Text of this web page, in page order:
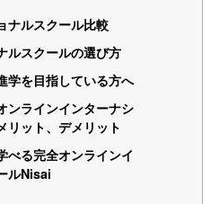
ナルスクール比較
ルスクールの選び方
学を目指している方へ
ンラインインターナシ
リット、デメリット
べる完全オンラインイ
ルNisai